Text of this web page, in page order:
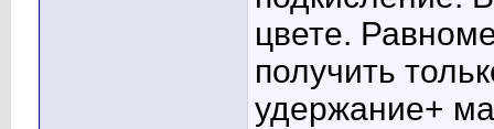
цвете.
получить
удержание+